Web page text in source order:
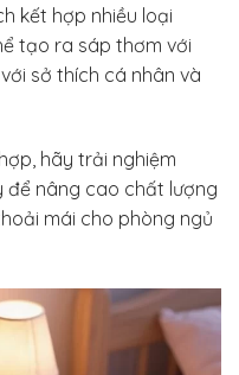
kết hợp nhiều loại
tạo ra sáp thơm với
sở thích cá nhân và
hãy trải nghiệm
để nâng cao chất lượng
mái cho phòng ngủ